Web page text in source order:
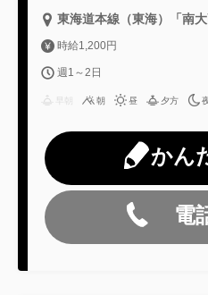
東海道本線（東海）「南
時給1,200円
週1～2日
朝 昼 夕方
かん
電